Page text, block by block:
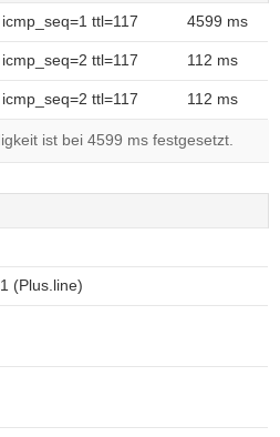
ttl=117 4599 ms
ttl=117 112 ms
ttl=117 112 ms
ist bei 4599 ms festgesetzt.
(Plus.line)